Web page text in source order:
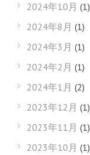
2024年10月 (1)
2024年8月 (1)
2024年3月 (1)
2024年2月 (1)
2024年1月 (2)
2023年12月 (1)
2023年11月 (1)
2023年10月 (1)